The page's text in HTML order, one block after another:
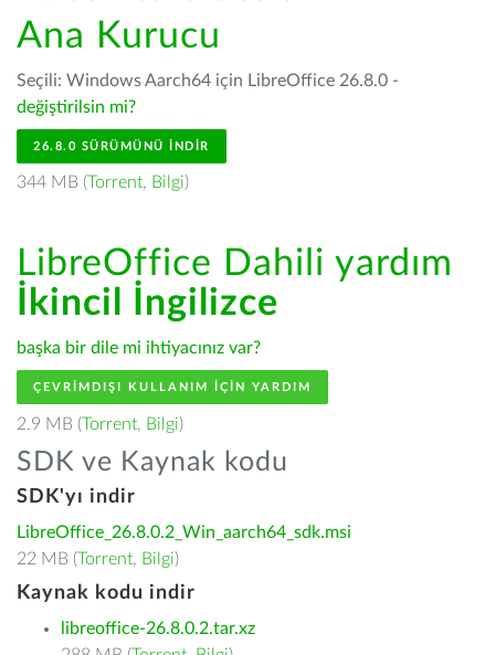
Ana Kurucu
Seçili: Windows Aarch64 için LibreOffice 26.8.0 -
değiştirilsin mi?
26.8.0 SÜRÜMÜNÜ İNDIR
344 MB (Torrent, Bilgi)
LibreOffice Dahili yardım
İkincil İngilizce
başka bir dile mi ihtiyacınız var?
ÇEVRIMDIŞI KULLANIM IÇIN YARDIM
2.9 MB (Torrent, Bilgi)
SDK ve Kaynak kodu
SDK'yı indir
LibreOffice_26.8.0.2_Win_aarch64_sdk.msi
22 MB (Torrent, Bilgi)
Kaynak kodu indir
libreoffice-26.8.0.2.tar.xz